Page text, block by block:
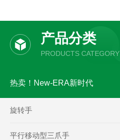
产品分类
PRODUCTS CATEGORY
热卖！New-ERA新时代
旋转手
平行移动型三爪手